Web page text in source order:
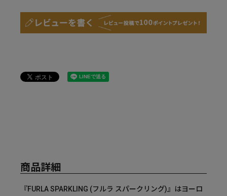
商品詳細
『FURLA SPARKLING (フルラ スパークリング)』はヨーロ